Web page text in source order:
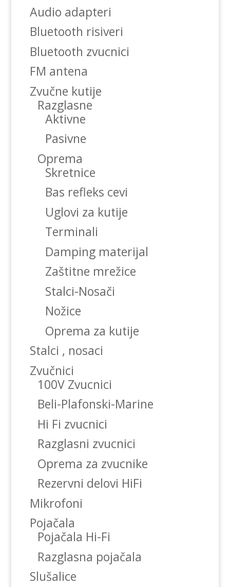
Audio adapteri
Bluetooth risiveri
Bluetooth zvucnici
FM antena
Zvučne kutije
Razglasne
Aktivne
Pasivne
Oprema
Skretnice
Bas refleks cevi
Uglovi za kutije
Terminali
Damping materijal
Zaštitne mrežice
Stalci-Nosači
Nožice
Oprema za kutije
Stalci , nosaci
Zvučnici
100V Zvucnici
Beli-Plafonski-Marine
Hi Fi zvucnici
Razglasni zvucnici
Oprema za zvucnike
Rezervni delovi HiFi
Mikrofoni
Pojačala
Pojačala Hi-Fi
Razglasna pojačala
Slušalice